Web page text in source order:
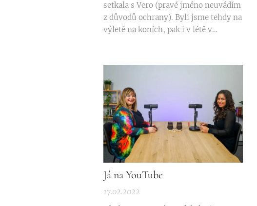
setkala s Vero (pravé jméno neuvádím
z důvodů ochrany). Byli jsme tehdy na
výletě na koních, pak i v létě v
poukazuje na nefunkčnost systému z
pohledu 18leté dívky, která se v této
situaci ocitla.
Já na YouTube
17.02.2022